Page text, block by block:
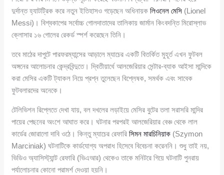
দুর্দান্ত হ্যাটট্রিক করে নতুন ইতিহাসও গড়েছেন অধিনায়কলিওনেল মেসি (Lionel
Messi)। বিশ্বকাপের সর্বোচ্চ গোলদাতাদের তালিকায় জার্মান কিংবদন্তি মিরোস্লাভ
ক্লোসার ১৬ গোলের রেকর্ড স্পর্শ করেছেন তিনি।
তবে মাঠের দাপুটে পারফরম্যান্সের আড়ালে ম্যাচের একটি বিতর্কিত মুহূর্ত এখন ফুটবল
অঙ্গনের আলোচনার কেন্দ্রবিন্দুতে। দ্বিতীয়ার্ধে আলজেরিয়ার সেন্টার-ব্যাক আইসা মান্দিকে
করা মেসির একটি ট্যাকল নিয়ে প্রশ্ন তুলেছেন বিশ্লেষক, সমর্থক এবং সাবেক
ফুটবলারদের অনেকে।
টেলিভিশন রিপ্লেতে দেখা যায়, বল দখলের লড়াইয়ে মেসির বুটের তলা সরাসরি মান্দির
পায়ের পেছনের অংশে আঘাত করে। ঘটনার পরপরই আলজেরিয়ার বেঞ্চ থেকে লাল
কার্ডের জোরালো দাবি ওঠে। কিন্তু ম্যাচের রেফারিসিমন মারচিনিয়াক (Szymon
Marciniak) ঘটনাটিকে কার্ডযোগ্য অপরাধ হিসেবে বিবেচনা করেননি। শুধু তাই নয়,
ভিডিও অ্যাসিস্ট্যান্ট রেফারি (ভিএআর) থেকেও তাকে মনিটরে গিয়ে ঘটনাটি পুনরায়
পর্যালোচনার কোনো পরামর্শ দেওয়া হয়নি।